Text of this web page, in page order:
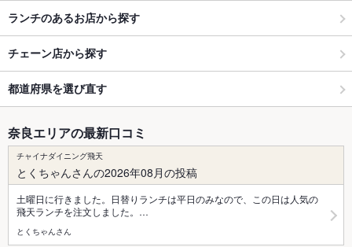
ランチのあるお店から探す
チェーン店から探す
都道府県を選び直す
奈良エリアの最新口コミ
チャイナダイニング飛天
とくちゃんさんの2026年08月の投稿
土曜日に行きました。日替りランチは平日のみなので、この日は人気の
飛天ランチを注文しました。…
とくちゃんさん